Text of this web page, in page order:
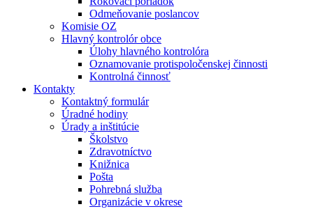
Odmeňovanie poslancov
Komisie OZ
Hlavný kontrolór obce
Úlohy hlavného kontrolóra
Oznamovanie protispoločenskej činnosti
Kontrolná činnosť
Kontakty
Kontaktný formulár
Úradné hodiny
Úrady a inštitúcie
Školstvo
Zdravotníctvo
Knižnica
Pošta
Pohrebná služba
Organizácie v okrese